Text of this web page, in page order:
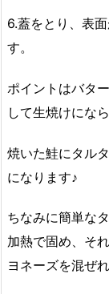
6.蓋をとり、表
す。
ポイントはバタ
して生焼けにな
焼いた鮭にタル
になります♪
ちなみに簡単な
加熱で固め、そ
ヨネーズを混ぜ